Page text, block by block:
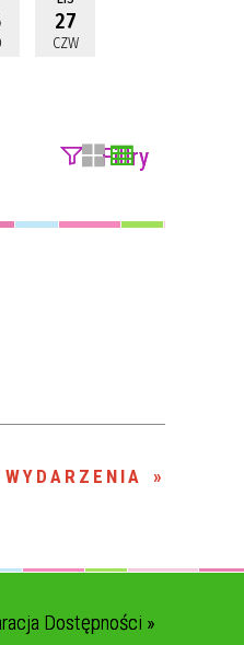
27
CZW
Filtry
Szukana fraza
Miejsce
Organizator
Dostępności »